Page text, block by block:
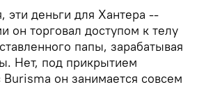
эти деньги для Хантера --
он торговал доступом к телу
папы, зарабатывая
Нет, под прикрытием
Burisma он занимается совсем